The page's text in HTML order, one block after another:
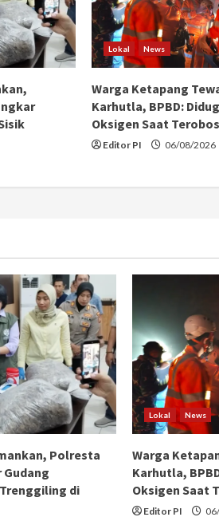
Lokal News
Warga Ketapang
Karhutla, BPBD:
Oksigen Saat
Editor PI 06/08/2026
Polresta
di
Lokal News
Warga
Karhutla,
Oksigen Saat
Editor PI